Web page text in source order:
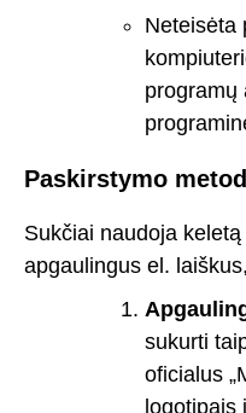
Neteisėta
programų
Paskirstymo
Sukčiai naudoja
apgaulingus el.
sukurti
oficialus
logotipais